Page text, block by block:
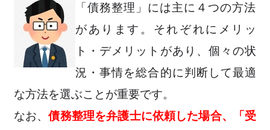
「債務整理」には主に４つの方法
があります。それぞれにメリッ
ト・デメリットがあり、個々の状
況・事情を総合的に判断して最適
な方法を選ぶことが重要です。
なお、債務整理を弁護士に依頼した場合、「受